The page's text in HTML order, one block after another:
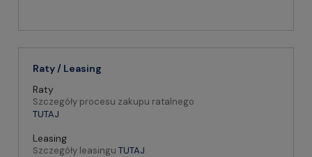
Raty / Leasing
Raty
Szczegóły procesu zakupu ratalnego
TUTAJ
Leasing
Szczegóły leasingu TUTAJ